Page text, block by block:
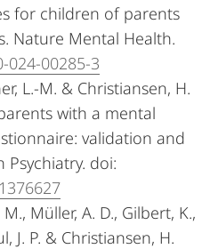
for children of parents
Nature Mental Health.
024-00285-3
L.-M. & Christiansen, H.
with a mental
validation and
Psychiatry. doi:
Müller, A. D., Gilbert, K.,
J. P. & Christiansen, H.